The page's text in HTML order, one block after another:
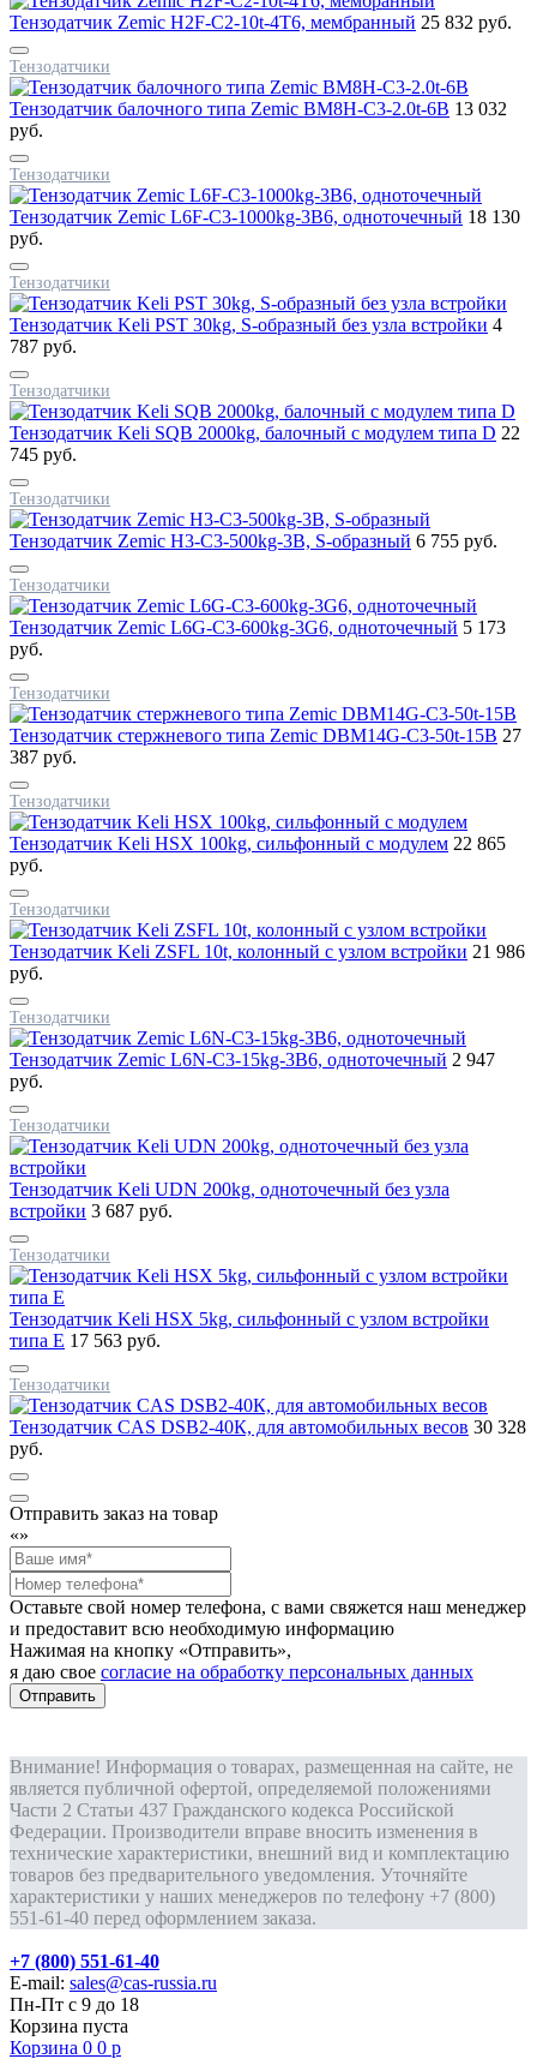
Тензодатчик Zemic H2F-C2-10t-4T6, мембранный 25 832 руб.
Тензодатчики
Тензодатчик балочного типа Zemic BM8H-C3-2.0t-6B 13 032
руб.
Тензодатчики
Тензодатчик Zemic L6F-C3-1000kg-3B6, одноточечный 18 130
руб.
Тензодатчики
Тензодатчик Keli PST 30kg, S-образный без узла встройки 4
787 руб.
Тензодатчики
Тензодатчик Keli SQB 2000kg, балочный с модулем типа D 22
745 руб.
Тензодатчики
Тензодатчик Zemic H3-C3-500kg-3B, S-образный 6 755 руб.
Тензодатчики
Тензодатчик Zemic L6G-C3-600kg-3G6, одноточечный 5 173
руб.
Тензодатчики
Тензодатчик стержневого типа Zemic DBM14G-C3-50t-15B 27
387 руб.
Тензодатчики
Тензодатчик Keli HSX 100kg, сильфонный с модулем 22 865
руб.
Тензодатчики
Тензодатчик Keli ZSFL 10t, колонный с узлом встройки 21 986
руб.
Тензодатчики
Тензодатчик Zemic L6N-C3-15kg-3B6, одноточечный 2 947
руб.
Тензодатчики
Тензодатчик Keli UDN 200kg, одноточечный без узла
встройки 3 687 руб.
Тензодатчики
Тензодатчик Keli HSX 5kg, сильфонный с узлом встройки
типа E 17 563 руб.
Тензодатчики
Тензодатчик CAS DSB2-40К, для автомобильных весов 30 328
руб.
Отправить заказ на товар
«»
Оставьте свой номер телефона, с вами свяжется наш менеджер
и предоставит всю необходимую информацию
Нажимая на кнопку «Отправить»,
я даю свое согласие на обработку персональных данных
Отправить
Внимание! Информация о товарах, размещенная на сайте, не
является публичной офертой, определяемой положениями
Части 2 Статьи 437 Гражданского кодекса Российской
Федерации. Производители вправе вносить изменения в
технические характеристики, внешний вид и комплектацию
товаров без предварительного уведомления. Уточняйте
характеристики у наших менеджеров по телефону +7 (800)
551-61-40 перед оформлением заказа.
+7 (800) 551-61-40
E-mail: sales@cas-russia.ru
Пн-Пт с 9 до 18
Корзина пуста
Корзина 0 0 р